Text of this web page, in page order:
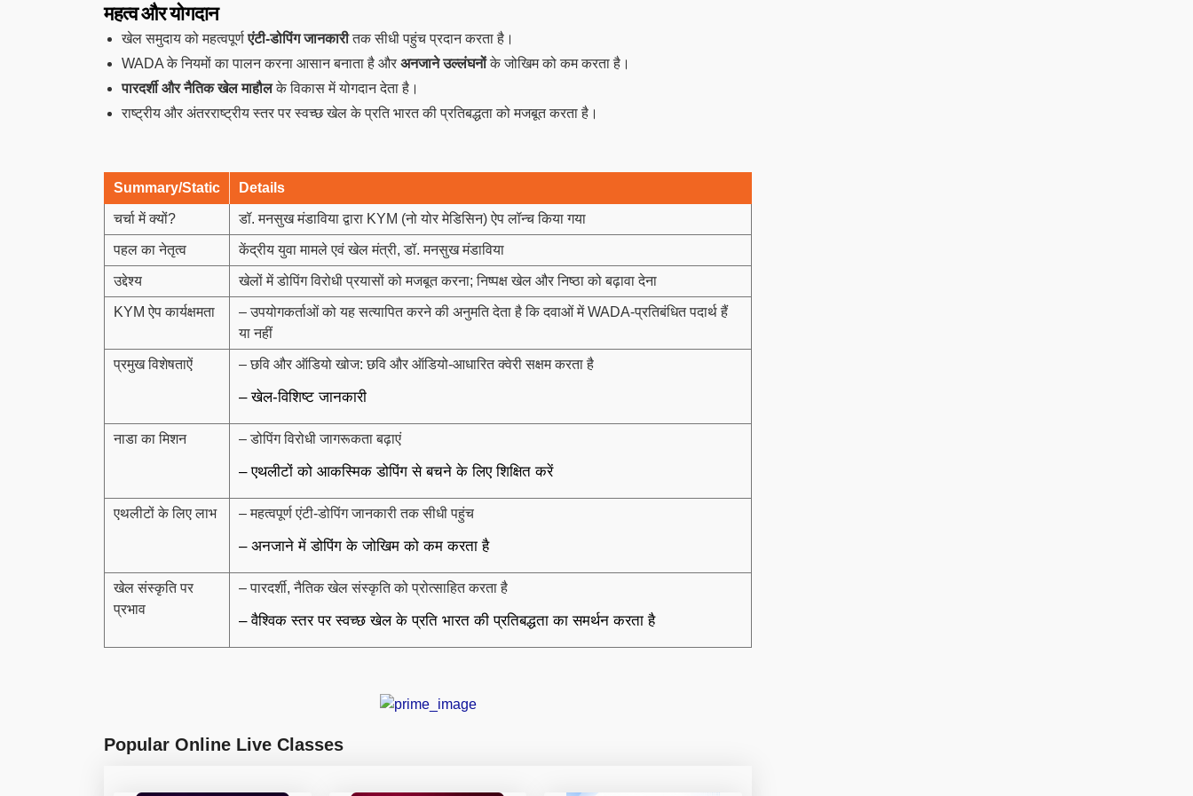
महत्व और योगदान
खेल समुदाय को महत्वपूर्णएंटी-डोपिंग जानकारीतक सीधी पहुंच प्रदान करता है।
WADA के नियमों का पालन करना आसान बनाता है और अनजाने उल्लंघनोंके जोखिम को कम करता है।
पारदर्शी और नैतिक खेल माहौलके विकास में योगदान देता है।
राष्ट्रीय और अंतरराष्ट्रीय स्तर पर स्वच्छ खेल के प्रति भारत की प्रतिबद्धता को मजबूत करता है।
Summary/Static Details
चर्चा में क्यों? डॉ. मनसुख मंडाविया द्वारा KYM (नो योर मेडिसिन) ऐप लॉन्च किया गया
पहल का नेतृत्व केंद्रीय युवा मामले एवं खेल मंत्री, डॉ. मनसुख मंडाविया
उद्देश्य खेलों में डोपिंग विरोधी प्रयासों को मजबूत करना; निष्पक्ष खेल और निष्ठा को बढ़ावा देना
KYM ऐप कार्यक्षमता
– उपयोगकर्ताओं को यह सत्यापित करने की अनुमति देता है कि दवाओं में WADA-प्रतिबंधित पदार्थ हैं
या नहीं
प्रमुख विशेषताऐं – छवि और ऑडियो खोज: छवि और ऑडियो-आधारित क्वेरी सक्षम करता है
– खेल-विशिष्ट जानकारी
नाडा का मिशन – डोपिंग विरोधी जागरूकता बढ़ाएं
– एथलीटों को आकस्मिक डोपिंग से बचने के लिए शिक्षित करें
एथलीटों के लिए लाभ – महत्वपूर्ण एंटी-डोपिंग जानकारी तक सीधी पहुंच
– अनजाने में डोपिंग के जोखिम को कम करता है
खेल संस्कृति पर
प्रभाव
– पारदर्शी, नैतिक खेल संस्कृति को प्रोत्साहित करता है
– वैश्विक स्तर पर स्वच्छ खेल के प्रति भारत की प्रतिबद्धता का समर्थन करता है
Popular Online Live Classes